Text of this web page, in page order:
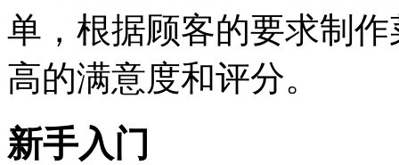
单，根据顾客的要求制
高的满意度和评分。
新手入门